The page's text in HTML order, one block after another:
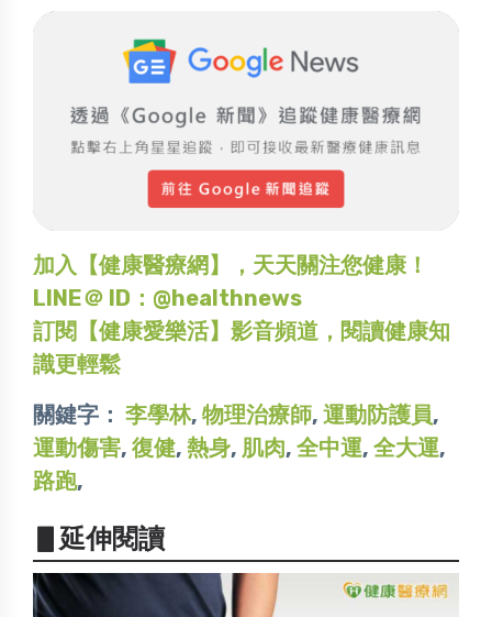
加入【健康醫療網】，天天關注您健康！
LINE＠ ID：@healthnews
訂閱【健康愛樂活】影音頻道，閱讀健康知
識更輕鬆
關鍵字： 李學林, 物理治療師, 運動防護員,
運動傷害, 復健, 熱身, 肌肉, 全中運, 全大運,
路跑,
▋延伸閱讀